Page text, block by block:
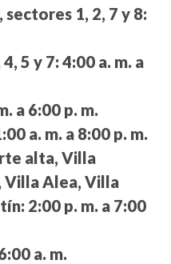
1, 2, 7 y 8:
5 y 7: 4:00 a. m. a
a 6:00 p. m.
a. m. a 8:00 p. m.
alta, Villa
Villa Alea, Villa
2:00 p. m. a 7:00
a. m.